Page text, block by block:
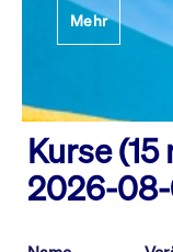
Mehr
Kurse
2026-08-